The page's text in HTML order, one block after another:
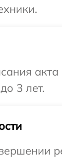
3 лет.